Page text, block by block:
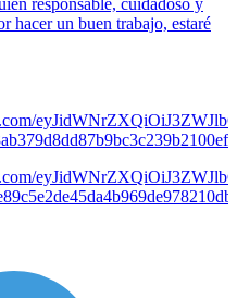
hacer un buen trabajo, estaré